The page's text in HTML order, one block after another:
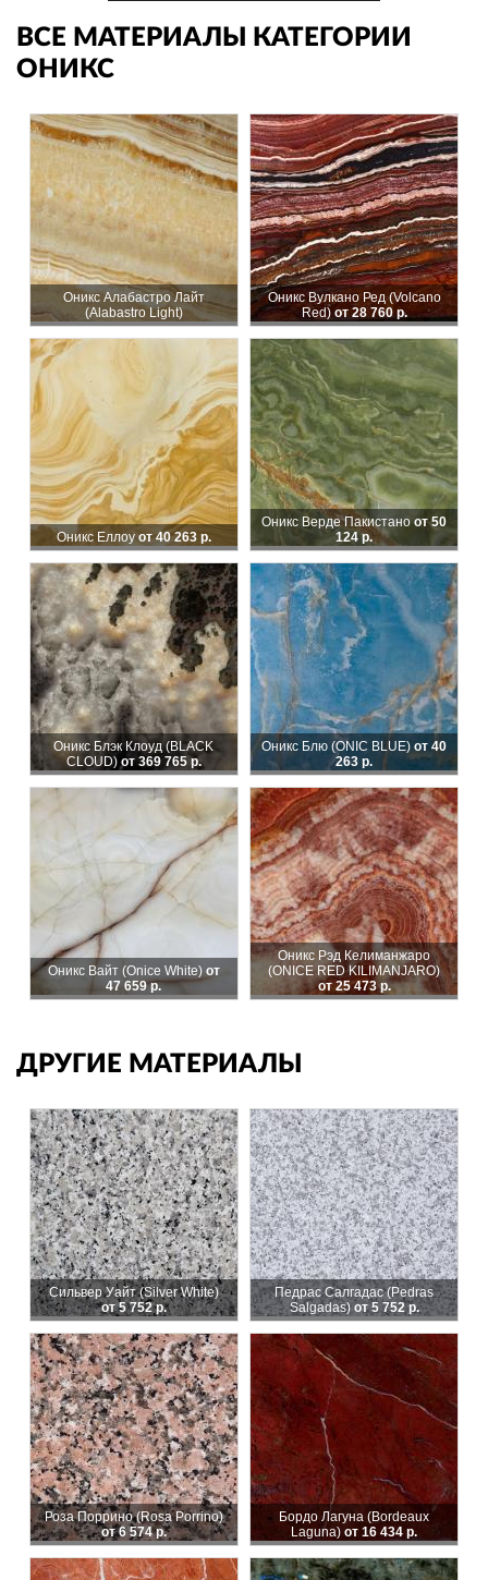
ВСЕ МАТЕРИАЛЫ КАТЕГОРИИ
ОНИКС
Оникс Алабастро Лайт
(Alabastro Light)
Оникс Вулкано Ред (Volcano
Red) от 28 760 р.
Оникс Еллоу от 40 263 р.
Оникс Верде Пакистаноот 50
124 р.
Оникс Блэк Клоуд (BLACK
CLOUD) от 369 765 р.
Оникс Блю (ONIC BLUE) от 40
263 р.
Оникс Вайт (Onice White) от
47 659 р.
Оникс Рэд Келиманжаро
(ONICE RED KILIMANJARO)
от 25 473 р.
ДРУГИЕ МАТЕРИАЛЫ
Сильвер Уайт (Silver White)
от 5 752 р.
Педрас Салгадас (Pedras
Salgadas)от 5 752 р.
Роза Поррино (Rosa Porrino)
от 6 574 р.
Бордо Лагуна (Bordeaux
Laguna) от 16 434 р.